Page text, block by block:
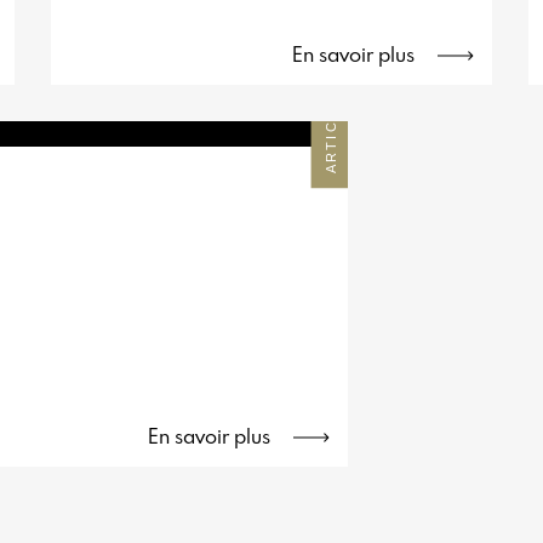
les ambitions de ce lieu emblématique
En savoir plus
ARTICLE
En savoir plus